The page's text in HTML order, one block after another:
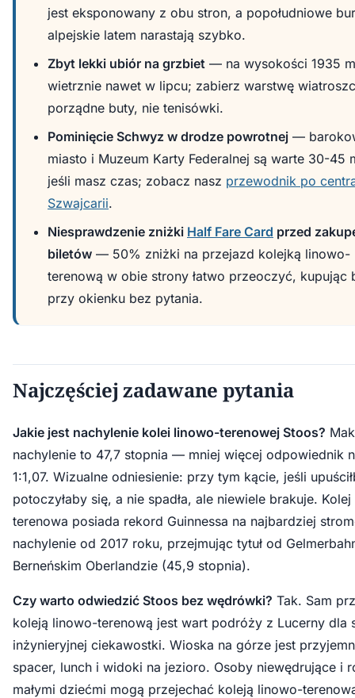
jest eksponowany z obu stron, a popołudniowe
alpejskie latem narastają szybko.
Zbyt lekki ubiór na grzbiet — na wysokości 1935
wietrznie nawet w lipcu; zabierz warstwę
porządne buty, nie tenisówki.
Pominięcie Schwyz w drodze powrotnej —
miasto i Muzeum Karty Federalnej są warte 30-45
jeśli masz czas; zobacz nasz przewodnik po
Szwajcarii.
Niesprawdzenie zniżki Half Fare Card przed
biletów — 50% zniżki na przejazd kolejką linowo-
terenową w obie strony łatwo przeoczyć, kupując
przy okienku bez pytania.
Najczęściej zadawane pytania
Jakie jest nachylenie kolei linowo-terenowej Stoos?
nachylenie to 47,7 stopnia — mniej więcej odpowiednik
1:1,07. Wizualne odniesienie: przy tym kącie, jeśli
potoczyłaby się, a nie spadła, ale niewiele brakuje.
terenowa posiada rekord Guinnessa na najbardziej
nachylenie od 2017 roku, przejmując tytuł od
Berneńskim Oberlandzie (45,9 stopnia).
Czy warto odwiedzić Stoos bez wędrówki? Tak. Sam
koleją linowo-terenową jest wart podróży z Lucerny dla
inżynieryjnej ciekawostki. Wioska na górze jest
spacer, lunch i widoki na jezioro. Osoby niewędrujące i
małymi dziećmi mogą przejechać koleją linowo-